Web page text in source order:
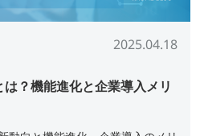
2025.04.18
？機能進化と企業導入メリ